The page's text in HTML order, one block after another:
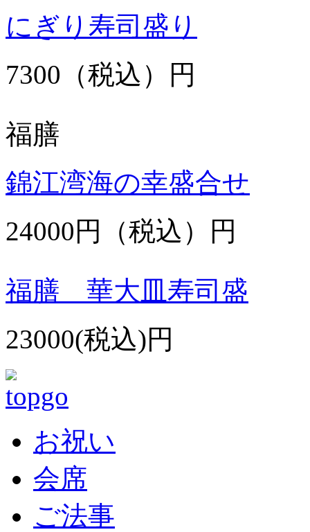
にぎり寿司盛り
7300（税込）円
福膳
錦江湾海の幸盛合せ
24000円（税込）円
福膳 華大皿寿司盛
23000(税込)円
お祝い
会席
ご法事